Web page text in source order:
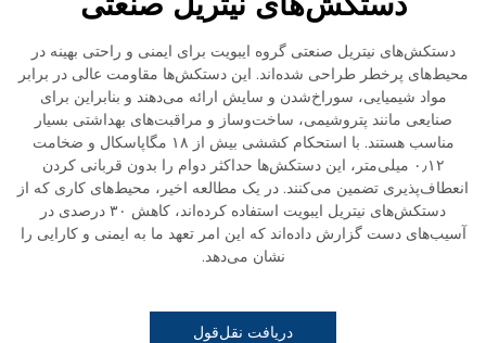
دستکش‌های نیتریل صنعتی گروه ایبویت برای ایمنی و راحتی بهینه در
محیط‌های پرخطر طراحی شده‌اند. این دستکش‌ها مقاومت عالی در برابر
مواد شیمیایی، سوراخ‌شدن و سایش ارائه می‌دهند و بنابراین برای
صنایعی مانند پتروشیمی، ساخت‌وساز و مراقبت‌های بهداشتی بسیار
مناسب هستند. با استحکام کششی بیش از ۱۸ مگاپاسکال و ضخامت
۰٫۱۲ میلی‌متر، این دستکش‌ها حداکثر دوام را بدون قربانی کردن
انعطاف‌پذیری تضمین می‌کنند. در یک مطالعه اخیر، محیط‌های کاری که از
دستکش‌های نیتریل ایبویت استفاده کرده‌اند، کاهش ۳۰ درصدی در
آسیب‌های دست گزارش داده‌اند که این امر تعهد ما به ایمنی و کارایی را
نشان می‌دهد.
دریافت نقل‌قول